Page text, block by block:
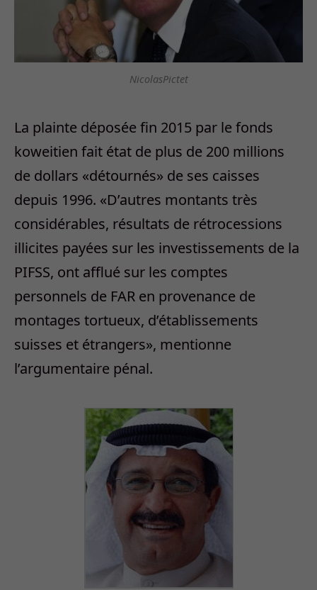
NicolasPictet
La plainte déposée fin 2015 par le fonds
koweitien fait état de plus de 200 millions
de dollars «détournés» de ses caisses
depuis 1996. «D’autres montants très
considérables, résultats de rétrocessions
illicites payées sur les investissements de la
PIFSS, ont afflué sur les comptes
personnels de FAR en provenance de
montages tortueux, d’établissements
suisses et étrangers», mentionne
l’argumentaire pénal.